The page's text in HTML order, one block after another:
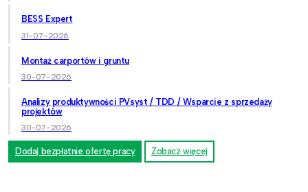
BESS Expert
31-07-2026
Montaż carportów i gruntu
30-07-2026
Analizy produktywności PVsyst / TDD / Wsparcie z sprzedaży
projektów
30-07-2026
Dodaj bezpłatnie ofertę pracy Zobacz więcej